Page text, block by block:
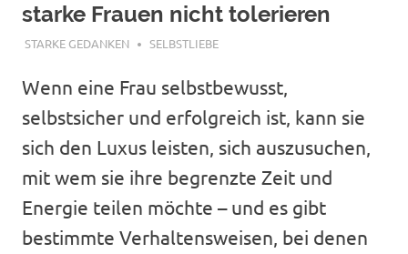
starke Frauen nicht tolerieren
OKTOBER 28, 2020
STARKE GEDANKEN SELBSTLIEBE
Wenn eine Frau selbstbewusst,
selbstsicher und erfolgreich ist, kann sie
sich den Luxus leisten, sich auszusuchen,
mit wem sie ihre begrenzte Zeit und
Energie teilen möchte – und es gibt
bestimmte Verhaltensweisen, bei denen